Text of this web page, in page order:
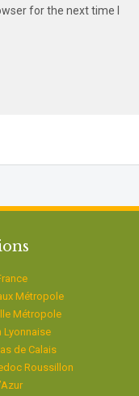
for the next time I
Métropole
Métropole
Lyonnaise
de Calais
Roussillon